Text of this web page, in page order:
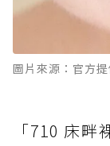
圖片來源：官方提
「710 床